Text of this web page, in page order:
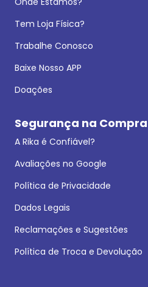
Tem Loja Física?
Trabalhe Conosco
Baixe Nosso APP
Doações
Segurança na Compra
A Rika é Confiável?
Avaliações no Google
Política de Privacidade
Dados Legais
Reclamações e Sugestões
Política de Troca e Devolução